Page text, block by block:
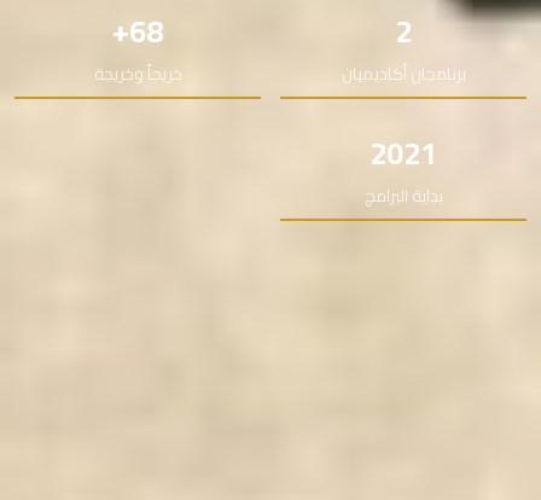
2
برنامجان أكاديميان
68+
خريجاً وخريجة
2021
بداية البرامج